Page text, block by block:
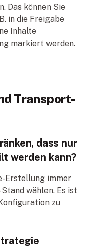
Das können Sie
in die Freigabe
Inhalte
markiert werden.
Transport-
dass nur
werden kann?
Erstellung immer
wählen. Es ist
zu